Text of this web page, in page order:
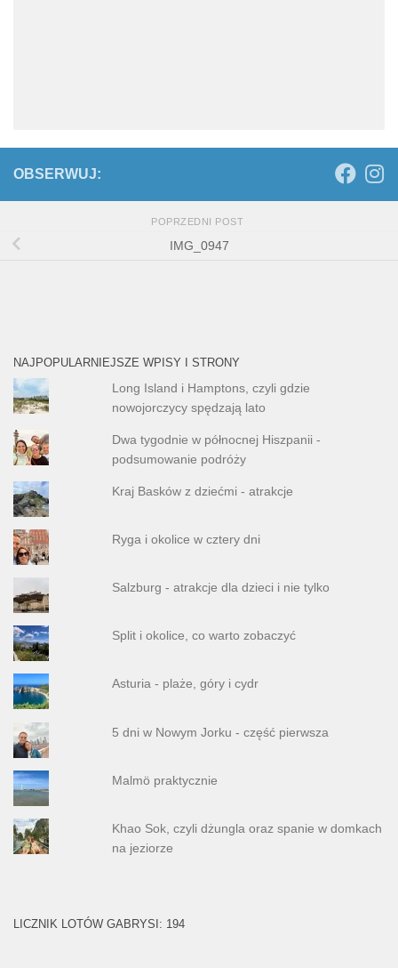
OBSERWUJ:
POPRZEDNI POST
IMG_0947
NAJPOPULARNIEJSZE WPISY I STRONY
Long Island i Hamptons, czyli gdzie
nowojorczycy spędzają lato
Dwa tygodnie w północnej Hiszpanii -
podsumowanie podróży
Kraj Basków z dziećmi - atrakcje
Ryga i okolice w cztery dni
Salzburg - atrakcje dla dzieci i nie tylko
Split i okolice, co warto zobaczyć
Asturia - plaże, góry i cydr
5 dni w Nowym Jorku - część pierwsza
Malmö praktycznie
Khao Sok, czyli dżungla oraz spanie w domkach
na jeziorze
LICZNIK LOTÓW GABRYSI: 194